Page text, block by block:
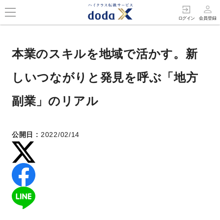
exit_to_app
ログイン
person_outline
会員登録
本業のスキルを地域で活かす。新
しいつながりと発見を呼ぶ「地方
副業」のリアル
公開日 : 2022/02/14